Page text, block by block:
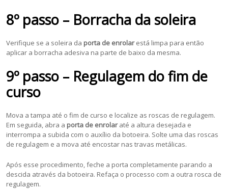
8º passo – Borracha da soleira
Verifique se a soleira da porta de enrolarestá limpa para então
aplicar a borracha adesiva na parte de baixo da mesma.
9º passo – Regulagem do fim de
curso
Mova a tampa até o fim de curso e localize as roscas de regulagem.
Em seguida, abra a porta de enrolaraté a altura desejada e
interrompa a subida com o auxílio da botoeira. Solte uma das roscas
de regulagem e a mova até encostar nas travas metálicas.
Após esse procedimento, feche a porta completamente parando a
descida através da botoeira. Refaça o processo com a outra rosca de
regulagem.